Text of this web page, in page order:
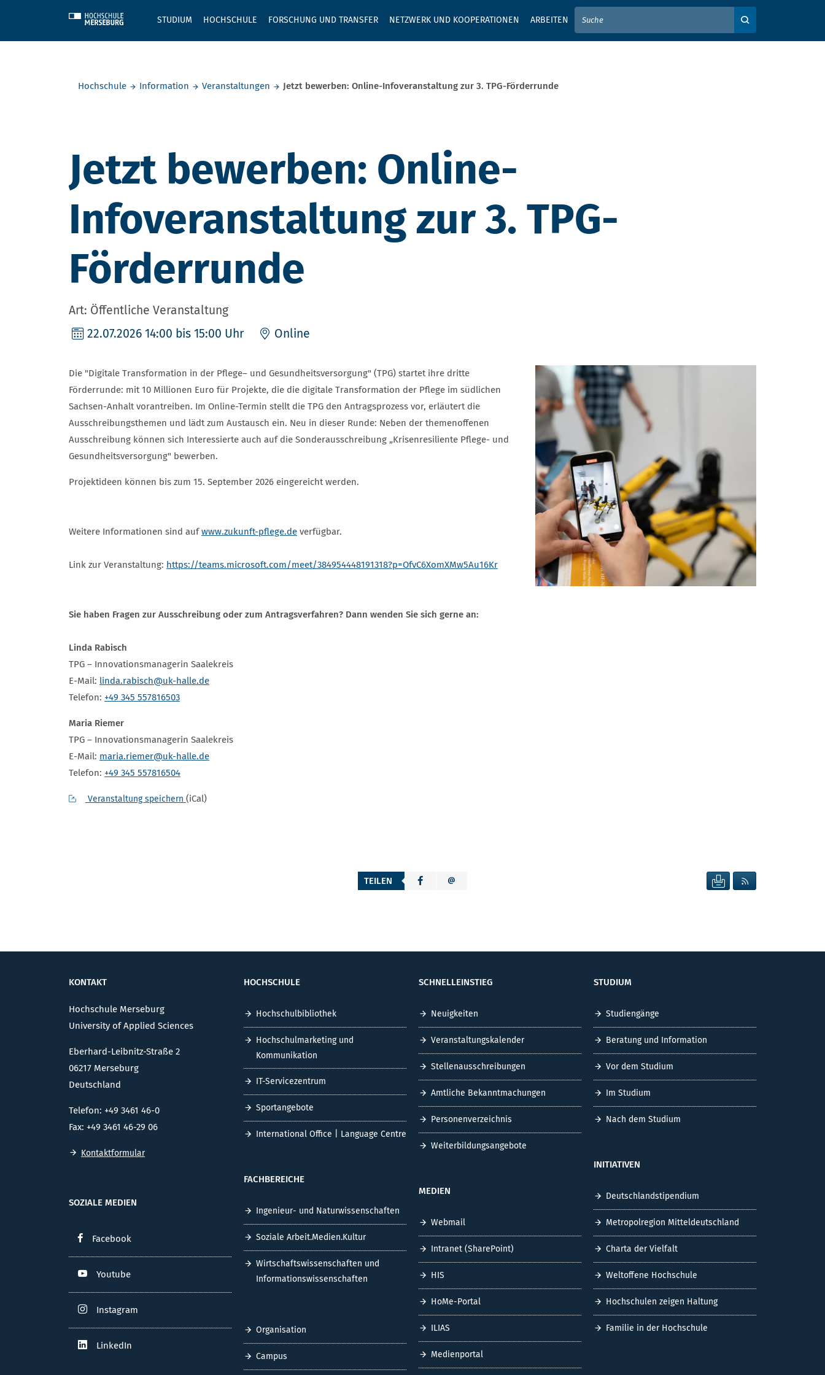
STUDIUM HOCHSCHULE FORSCHUNG UND TRANSFER NETZWERK UND KOOPERATIONEN ARBEITEN
GEBEN SIE HIER IHREN SUCHBEGRIFF EIN
Hochschule
Information Veranstaltungen Jetzt bewerben: Online-Infoveranstaltung zur 3. TPG-Förderrunde
Jetzt bewerben: Online-
Infoveranstaltung zur 3. TPG-
Förderrunde
Art: Öffentliche Veranstaltung
22.07.2026 14:00 bis 15:00 Uhr Online
Die "Digitale Transformation in der Pflege– und Gesundheitsversorgung" (TPG) startet ihre dritte
Förderrunde: mit 10 Millionen Euro für Projekte, die die digitale Transformation der Pflege im südlichen
Sachsen-Anhalt vorantreiben. Im Online-Termin stellt die TPG den Antragsprozess vor, erläutert die
Ausschreibungsthemen und lädt zum Austausch ein. Neu in dieser Runde: Neben der themenoffenen
Ausschreibung können sich Interessierte auch auf die Sonderausschreibung „Krisenresiliente Pflege- und
Gesundheitsversorgung" bewerben.
Projektideen können bis zum 15. September 2026 eingereicht werden.
Weitere Informationen sind aufwww.zukunft-pflege.de verfügbar.
Link zur Veranstaltung: https://teams.microsoft.com/meet/384954448191318?p=OfvC6XomXMw5Au16Kr
Sie haben Fragen zur Ausschreibung oder zum Antragsverfahren? Dann wenden Sie sich gerne an:
Linda Rabisch
TPG – Innovationsmanagerin Saalekreis
E-Mail: linda.rabisch@uk-halle.de
Telefon: +49 345 557816503
Maria Riemer
TPG – Innovationsmanagerin Saalekreis
E-Mail: maria.riemer@uk-halle.de
Telefon: +49 345 557816504
Veranstaltung speichern (iCal)
TEILEN SEITE DRUCKEN
KONTAKT
Hochschule Merseburg
University of Applied Sciences
Eberhard-Leibnitz-Straße 2
06217 Merseburg
Deutschland
Telefon: +49 3461 46-0
Fax: +49 3461 46-29 06
Kontaktformular
SOZIALE MEDIEN
Facebook
Youtube
Instagram
LinkedIn
HOCHSCHULE
Hochschulbibliothek
Hochschulmarketing und
Kommunikation
IT-Servicezentrum
Sportangebote
International Office | Language Centre
FACHBEREICHE
Ingenieur- und Naturwissenschaften
Soziale Arbeit.Medien.Kultur
Wirtschaftswissenschaften und
Informationswissenschaften
Organisation
Campus
SCHNELLEINSTIEG
Neuigkeiten
Veranstaltungskalender
Stellenausschreibungen
Amtliche Bekanntmachungen
Personenverzeichnis
Weiterbildungsangebote
MEDIEN
Webmail
Intranet (SharePoint)
HIS
HoMe-Portal
ILIAS
Medienportal
STUDIUM
Studiengänge
Beratung und Information
Vor dem Studium
Im Studium
Nach dem Studium
INITIATIVEN
Deutschlandstipendium
Metropolregion Mitteldeutschland
Charta der Vielfalt
Weltoffene Hochschule
Hochschulen zeigen Haltung
Familie in der Hochschule